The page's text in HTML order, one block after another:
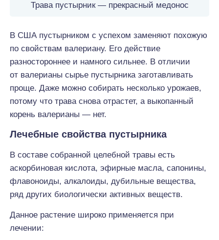
Трава пустырник — прекрасный медонос
В США пустырником с успехом заменяют похожую
по свойствам валериану. Его действие
разностороннее и намного сильнее. В отличии
от валерианы сырье пустырника заготавливать
проще. Даже можно собирать несколько урожаев,
потому что трава снова отрастет, а выкопанный
корень валерианы — нет.
Лечебные свойства пустырника
В составе собранной целебной травы есть
аскорбиновая кислота, эфирные масла, сапонины,
флавоноиды, алкалоиды, дубильные вещества,
ряд других биологически активных веществ.
Данное растение широко применяется при
лечении: